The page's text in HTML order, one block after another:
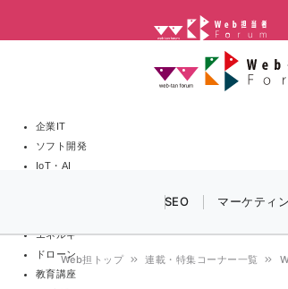
イ
企業IT
ソフト開発
IoT・AI
エネルギー
ドローン
教育講座
SEO マーケティ
Web担トップ 連載・特集コーナー一覧